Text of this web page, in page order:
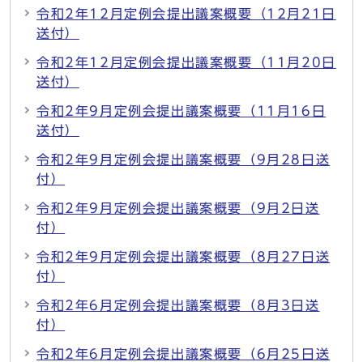
令和2年12月定例会提出議案概要（12月21日
送付）
令和2年12月定例会提出議案概要（11月20日
送付）
令和2年9月定例会提出議案概要（11月16日
送付）
令和2年9月定例会提出議案概要（9月28日送
付）
令和2年9月定例会提出議案概要（9月2日送
付）
令和2年9月定例会提出議案概要（8月27日送
付）
令和2年6月定例会提出議案概要（8月3日送
付）
令和2年6月定例会提出議案概要（6月25日送